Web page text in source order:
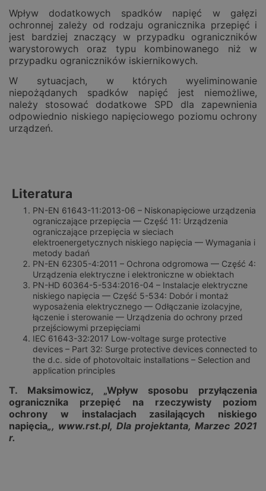
Wpływ dodatkowych spadków napięć w gałęzi
ochronnej zależy od rodzaju ogranicznika przepięć i
jest bardziej znaczący w przypadku ograniczników
warystorowych oraz typu kombinowanego niż w
przypadku ograniczników iskiernikowych.
W sytuacjach, w których wyeliminowanie
niepożądanych spadków napięć jest niemożliwe,
należy stosować dodatkowe SPD dla zapewnienia
odpowiednio niskiego napięciowego poziomu ochrony
urządzeń.
Literatura
PN-EN 61643-11:2013-06 – Niskonapięciowe urządzenia
ograniczające przepięcia — Część 11: Urządzenia
ograniczające przepięcia w sieciach
elektroenergetycznych niskiego napięcia — Wymagania i
metody badań
PN-EN 62305-4:2011 – Ochrona odgromowa — Część 4:
Urządzenia elektryczne i elektroniczne w obiektach
PN-HD 60364-5-534:2016-04 – Instalacje elektryczne
niskiego napięcia — Część 5-534: Dobór i montaż
wyposażenia elektrycznego — Odłączanie izolacyjne,
łączenie i sterowanie — Urządzenia do ochrony przed
przejściowymi przepięciami
IEC 61643-32:2017 Low-voltage surge protective
devices – Part 32: Surge protective devices connected to
the d.c. side of photovoltaic installations – Selection and
application principles
T. Maksimowicz, „Wpływ sposobu przyłączenia
ogranicznika przepięć na rzeczywisty poziom
ochrony w instalacjach zasilających niskiego
napięcia„, www.rst.pl, Dla projektanta, Marzec 2021
r.